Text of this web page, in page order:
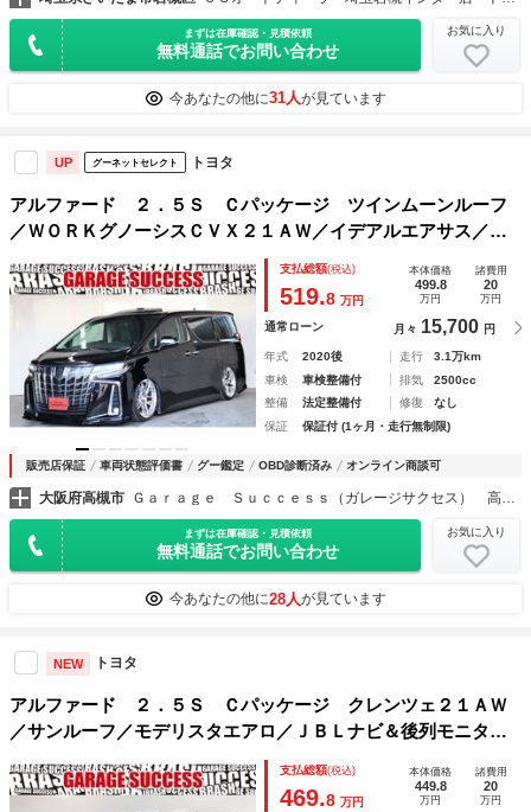
まずは在庫確認・見積依頼
無料通話でお問い合わせ
お気に入り
今あなたの他に31人が見ています
UP グーネットセレクト トヨタ
アルファード ２．５Ｓ Ｃパッケージ ツインムーンルーフ
／ＷＯＲＫグノーシスＣＶＸ２１ＡＷ／イデアルエアサス／ジ
ョブデザインエアロ／後席モニター／両側パワスラ／電動リア
ゲート／クルコン／革シート／オットマン／シートヒーター＆
シートエアコン
支払総額(税込)
519.8 万円
本体価格
499.8
万円
諸費用
20
万円
通常ローン 月々 15,700 円
年式 2020後 走行
3.1万km
車検
車検整備付 排気
2500cc
整備
法定整備付 修復
なし
保証
保証付 (1ヶ月・走行無制限)
販売店保証 車両状態評価書 グー鑑定 OBD診断済み オンライン商談可
大阪府高槻市 Ｇａｒａｇｅ Ｓｕｃｃｅｓｓ（ガレージサクセス） 高槻店 アルファード・ヴェルファイア・ヴォクシー専門店
まずは在庫確認・見積依頼
無料通話でお問い合わせ
お気に入り
今あなたの他に28人が見ています
NEW トヨタ
アルファード ２．５Ｓ Ｃパッケージ クレンツェ２１ＡＷ
／サンルーフ／モデリスタエアロ／ＪＢＬナビ＆後列モニター
／ローダウン／クルコン／ＥＴＣ２．０／両側パワスラ／３６
０度カメラ／Ｂカメラ／パワーＢドア／ヒートシーター／ＨＤ
支払総額(税込)
469.8 万円
本体価格
449.8
万円
諸費用
20
万円